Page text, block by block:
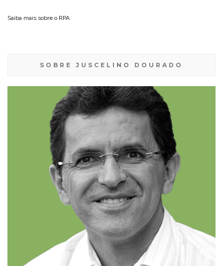
Saiba mais sobre o RPA
SOBRE JUSCELINO DOURADO